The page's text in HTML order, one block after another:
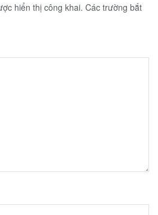
hiển thị công khai. Các trường bắt